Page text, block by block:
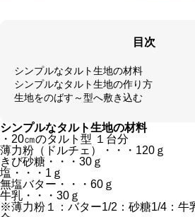
目次
シンプルなタルト生地の材料
シンプルなタルト生地の作り方
生地をのばす～型へ敷き込む
シンプルなタルト生地の材料
・20㎝のタルト型 １台分
薄力粉（ドルチェ）・・・120ｇ
きび砂糖・・・30ｇ
塩・・・1ｇ
無塩バター・・・60ｇ
牛乳・・・30ｇ
※薄力粉１：バター1/2：砂糖1/4：牛